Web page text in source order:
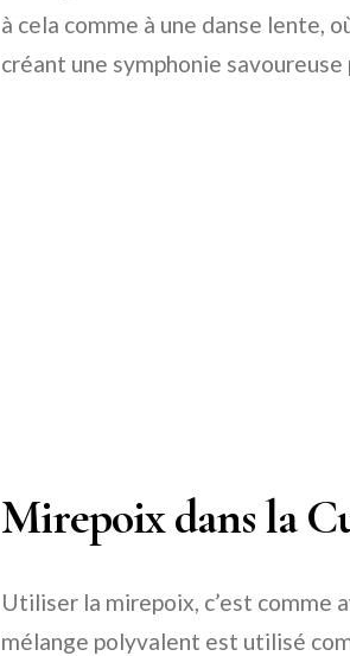
à cela comme à une danse lente,
créant une symphonie savoureuse
Mirepoix dans la
Utiliser la mirepoix, c’est comme
mélange polyvalent est utilisé